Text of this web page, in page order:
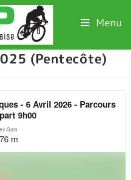
Menu
(Pentecôte)